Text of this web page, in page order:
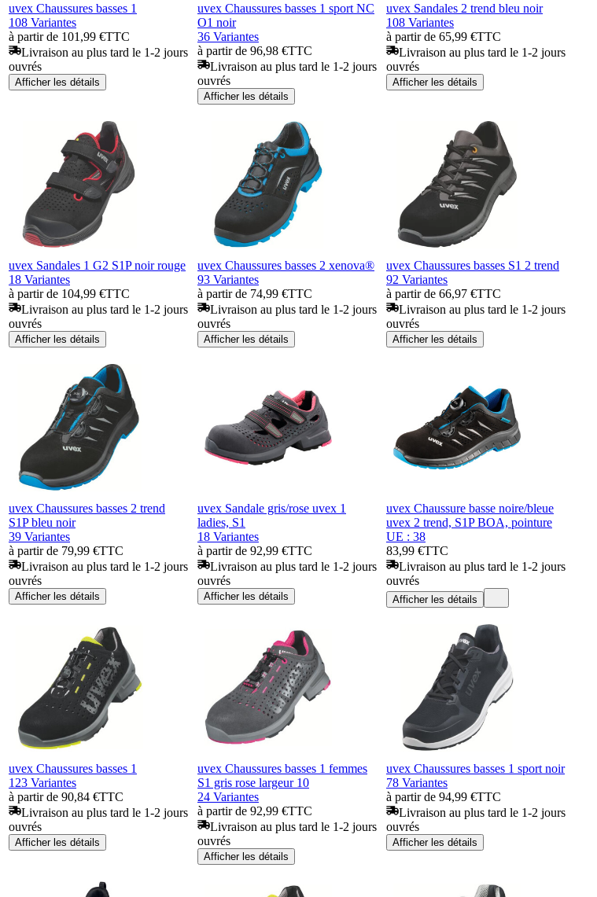
uvex Chaussures basses 1
108 Variantes
à partir de 101,99 €TTC
Livraison au plus tard le 1-2 jours
ouvrés
Afficher les détails
uvex Chaussures basses 1 sport NC
O1 noir
36 Variantes
à partir de 96,98 €TTC
Livraison au plus tard le 1-2 jours
ouvrés
Afficher les détails
uvex Sandales 2 trend bleu noir
108 Variantes
à partir de 65,99 €TTC
Livraison au plus tard le 1-2 jours
ouvrés
Afficher les détails
uvex Sandales 1 G2 S1P noir rouge
18 Variantes
à partir de 104,99 €TTC
Livraison au plus tard le 1-2 jours
ouvrés
Afficher les détails
uvex Chaussures basses 2 xenova®
93 Variantes
à partir de 74,99 €TTC
Livraison au plus tard le 1-2 jours
ouvrés
Afficher les détails
uvex Chaussures basses S1 2 trend
92 Variantes
à partir de 66,97 €TTC
Livraison au plus tard le 1-2 jours
ouvrés
Afficher les détails
uvex Chaussures basses 2 trend
S1P bleu noir
39 Variantes
à partir de 79,99 €TTC
Livraison au plus tard le 1-2 jours
ouvrés
Afficher les détails
uvex Sandale gris/rose uvex 1
ladies, S1
18 Variantes
à partir de 92,99 €TTC
Livraison au plus tard le 1-2 jours
ouvrés
Afficher les détails
uvex Chaussure basse noire/bleue
uvex 2 trend, S1P BOA, pointure
UE : 38
83,99 €TTC
Livraison au plus tard le 1-2 jours
ouvrés
Afficher les détails
uvex Chaussures basses 1
123 Variantes
à partir de 90,84 €TTC
Livraison au plus tard le 1-2 jours
ouvrés
Afficher les détails
uvex Chaussures basses 1 femmes
S1 gris rose largeur 10
24 Variantes
à partir de 92,99 €TTC
Livraison au plus tard le 1-2 jours
ouvrés
Afficher les détails
uvex Chaussures basses 1 sport noir
78 Variantes
à partir de 94,99 €TTC
Livraison au plus tard le 1-2 jours
ouvrés
Afficher les détails